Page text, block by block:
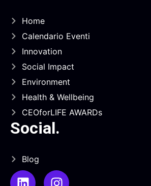
Home
Calendario Eventi
Innovation
Social Impact
Environment
Health & Wellbeing
CEOforLIFE AWARDs
Social.
Blog